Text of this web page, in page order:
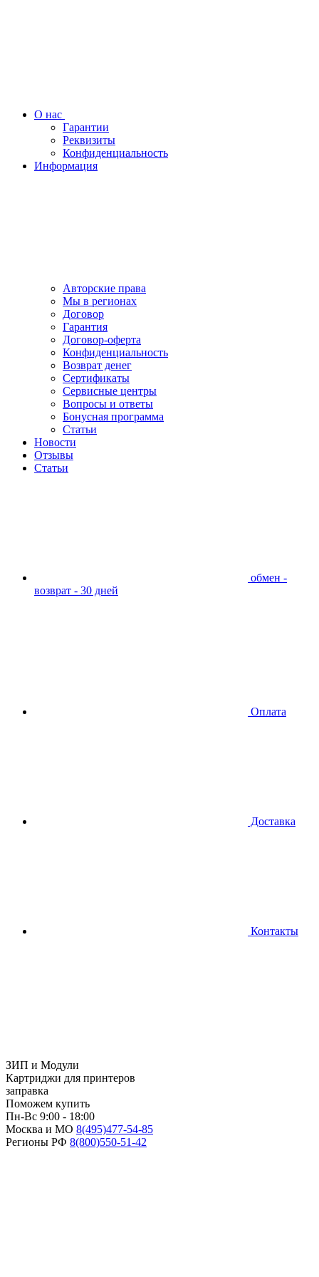
О нас
Гарантии
Реквизиты
Конфиденциальность
Информация
Авторские права
Мы в регионах
Договор
Гарантия
Договор-оферта
Конфиденциальность
Возврат денег
Сертификаты
Сервисные центры
Вопросы и ответы
Бонусная программа
Статьи
Новости
Отзывы
Статьи
обмен -
возврат - 30 дней
Оплата
Доставка
Контакты
ЗИП и Модули
Картриджи для принтеров
заправка
Поможем купить
Пн-Вс 9:00 - 18:00
Москва и МО 8(495)477-54-85
Регионы РФ 8(800)550-51-42